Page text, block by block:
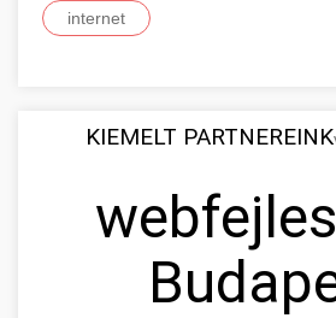
internet
KIEMELT PARTNEREINK